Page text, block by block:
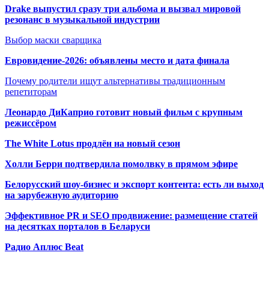
Drake выпустил сразу три альбома и вызвал мировой
резонанс в музыкальной индустрии
Выбор маски сварщика
Евровидение-2026: объявлены место и дата финала
Почему родители ищут альтернативы традиционным
репетиторам
Леонардо ДиКаприо готовит новый фильм с крупным
режиссёром
The White Lotus продлён на новый сезон
Холли Берри подтвердила помолвку в прямом эфире
Белорусский шоу-бизнес и экспорт контента: есть ли выход
на зарубежную аудиторию
Эффективное PR и SEO продвижение: размещение статей
на десятках порталов в Беларуси
Радио Аплюс Beat